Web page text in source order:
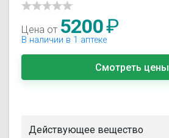
Цена от 5200₽
В наличии в 1 аптеке
Смотреть цены
Действующее вещество